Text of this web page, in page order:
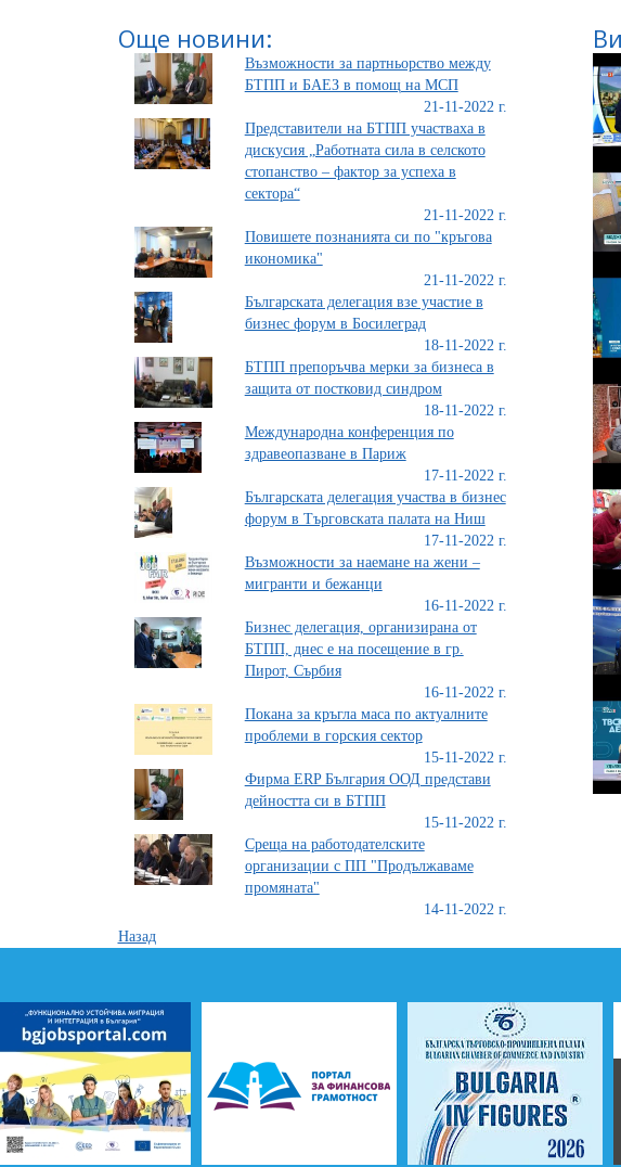
Още новини:
Възможности за партньорство между
БТПП и БАЕЗ в помощ на МСП
21-11-2022 г.
Представители на БТПП участваха в
дискусия „Работната сила в селското
стопанство – фактор за успеха в
сектора“
21-11-2022 г.
Повишете познанията си по "кръгова
икономика"
21-11-2022 г.
Българската делегация взе участие в
бизнес форум в Босилеград
18-11-2022 г.
БТПП препоръчва мерки за бизнеса в
защита от постковид синдром
18-11-2022 г.
Международна конференция по
здравеопазване в Париж
17-11-2022 г.
Българската делегация участва в бизнес
форум в Търговската палата на Ниш
17-11-2022 г.
Възможности за наемане на жени –
мигранти и бежанци
16-11-2022 г.
Бизнес делегация, организирана от
БТПП, днес е на посещение в гр.
Пирот, Сърбия
16-11-2022 г.
Покана за кръгла маса по актуалните
проблеми в горския сектор
15-11-2022 г.
Фирма ERP България ООД представи
дейността си в БТПП
15-11-2022 г.
Среща на работодателските
организации с ПП "Продължаваме
промяната"
14-11-2022 г.
Назад